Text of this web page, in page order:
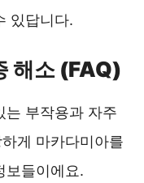
있답니다.
해소 (FAQ)
는 부작용과 자주
게 마카다미아를
보들이에요.